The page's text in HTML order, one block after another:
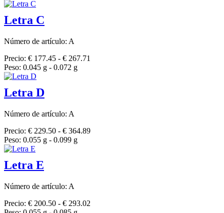
Letra C
Número de artículo: A
Precio: € 177.45 - € 267.71
Peso: 0.045 g - 0.072 g
Letra D
Número de artículo: A
Precio: € 229.50 - € 364.89
Peso: 0.055 g - 0.099 g
Letra E
Número de artículo: A
Precio: € 200.50 - € 293.02